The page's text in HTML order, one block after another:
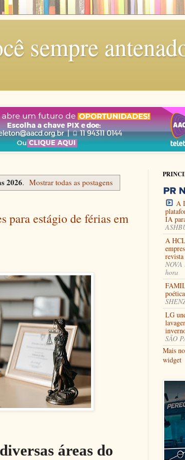
sempre
2026. Mostrar todas as postagens
para estágio de férias em
áreas do
A
IA
A
hora
LG
SÃO
Mais
widget